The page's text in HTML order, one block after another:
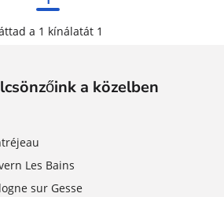
a 1 kínálatát 1
a közelben
Les Bains
sur Gesse